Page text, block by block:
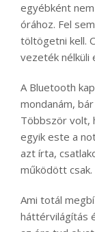
egyébként
órához. Fel
töltögetni kell.
vezeték nélküli
A Bluetooth
mondanám,
Többször volt,
egyik este a
azt írta,
működött csak.
Ami totál
háttérvilágítás